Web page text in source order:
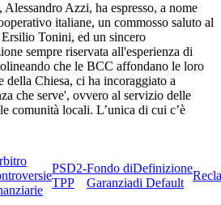
Alessandro Azzi, ha espresso, a nome
italiane, un commosso saluto al
Tonini, ed un sincero
sempre riservata all'esperienza di
che le BCC affondano le loro
Chiesa, ci ha incoraggiato a
che serve', ovvero al servizio delle
comunità locali. L’unica di cui c’è
PSD2-
TPP
Fondo di
Garanzia
Definizione
di Default